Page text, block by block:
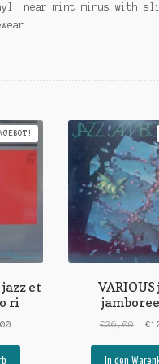
near mint minus with
jazz et
ri
VARIOUS
€26,00
war:
€
In den